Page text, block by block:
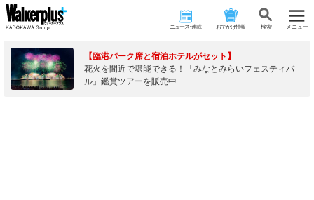
ニュース･連載 おでかけ情報 検 索 メニュー
【臨港パーク席と宿泊ホテルがセット】
花火を間近で堪能できる！「みなとみらいフェスティバ
ル」鑑賞ツアーを販売中